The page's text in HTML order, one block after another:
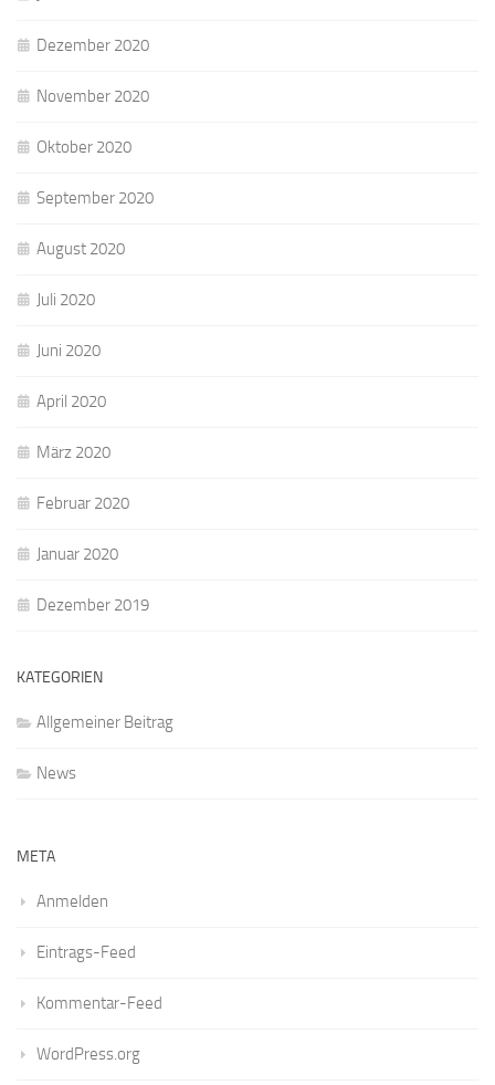
Dezember 2020
November 2020
Oktober 2020
September 2020
August 2020
Juli 2020
Juni 2020
April 2020
März 2020
Februar 2020
Januar 2020
Dezember 2019
KATEGORIEN
Allgemeiner Beitrag
News
META
Anmelden
Eintrags-Feed
Kommentar-Feed
WordPress.org